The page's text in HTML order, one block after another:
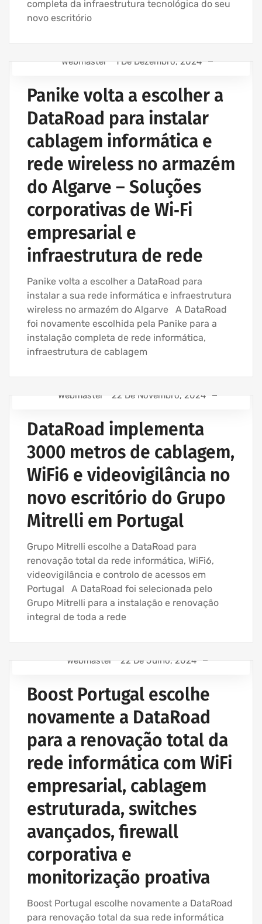
completa da infraestrutura tecnológica do seu
novo escritório
INFORMÁTICA
INSTALAÇÃO CABLAGEM DE REDE
INSTALAÇÃO DE REDES WIRELESS EMPRESAS
PROJETOS REDES WIRELESS
Webmaster 1 De Dezembro, 2024
Panike volta a escolher a
DataRoad para instalar
cablagem informática e
rede wireless no armazém
do Algarve – Soluções
corporativas de Wi‑Fi
empresarial e
infraestrutura de rede
Panike volta a escolher a DataRoad para
instalar a sua rede informática e infraestrutura
wireless no armazém do Algarve A DataRoad
foi novamente escolhida pela Panike para a
instalação completa de rede informática,
infraestrutura de cablagem
INFORMÁTICA
EMPRESA INFORMATICA E SERVIÇOS INFORMÁTICA
INSTALAÇÃO CABLAGEM DE REDE
INSTALAÇÃO DE REDES WIRELESS EMPRESAS
PROJETOS CABLAGEM E REDES INFORMÁTICA
PROJETOS REDES WIRELESS
REDE ESTRUTURADA INFORMÁTICA
Webmaster 22 De Novembro, 2024
DataRoad implementa
3000 metros de cablagem,
WiFi6 e videovigilância no
novo escritório do Grupo
Mitrelli em Portugal
Grupo Mitrelli escolhe a DataRoad para
renovação total da rede informática, WiFi6,
videovigilância e controlo de acessos em
Portugal A DataRoad foi selecionada pelo
Grupo Mitrelli para a instalação e renovação
integral de toda a rede
ASSISTÊNCIA INFORMÁTICA - SERVIÇOS INFORMÁTICA
PARA EMPRESAS
ASSISTÊNCIA INFORMÁTICA E SERVIÇOS IT
AVENÇA DE SERVIÇOS INFORMÁTICA
EMPRESA INFORMATICA E SERVIÇOS INFORMÁTICA
Webmaster 22 De Julho, 2024
Boost Portugal escolhe
novamente a DataRoad
para a renovação total da
rede informática com WiFi
empresarial, cablagem
estruturada, switches
avançados, firewall
corporativa e
monitorização proativa
Boost Portugal escolhe novamente a DataRoad
para renovação total da sua rede informática